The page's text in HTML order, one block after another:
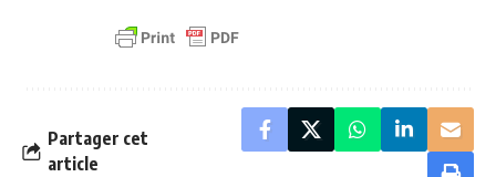
Partager cet
article